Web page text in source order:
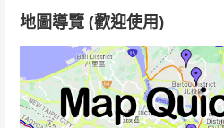
地圖導覽 (歡迎使用)